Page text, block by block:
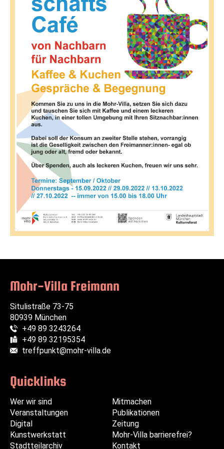
Mohr-Villa Freimann
Situlistraße 73-75
80939 München
Telefon:
+49 89 3243264
Fax:
+49 89 32195354
E-Mail:
treffpunkt@mohr-villa.de
Quicklinks
überspringen
Wer wir sind
Veranstaltungen
Digital
Kunstwerkstatt
Stadtteilarchiv
überspringen
Mitmachen
Publikationen
Zeitung
Mohr-Villa barrierefrei?
Kontakt